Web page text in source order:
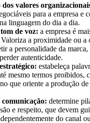
valores
para a empresa e
linguagem do dia a dia.
de voz: a empresa é
a proximidade ou a
a personalidade da marca,
autenticidade.
estabeleça
mesmo termos proibidos,
que oriente a produção
determine
e respeito, que devem
do canal